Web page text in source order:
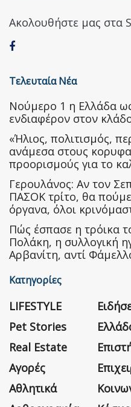
Ακολουθήστε μας στα
Τελευταία Νέα
Nούμερο 1 η Ελλάδα
ενδιαφέρον στον
«Ήλιος, πολιτισμός,
ανάμεσα στους
προορισμούς για το
Γερουλάνος: Αν τον
ΠΑΣΟΚ τρίτο, θα
όργανα, όλοι
Πώς έσπασε η τρόικα
Πολάκη, η συλλογική
Αρβανίτη, αντί
Κατηγορίες
LIFESTYLE
Pet Stories
Real Estate
Αγορές
Αθλητικά